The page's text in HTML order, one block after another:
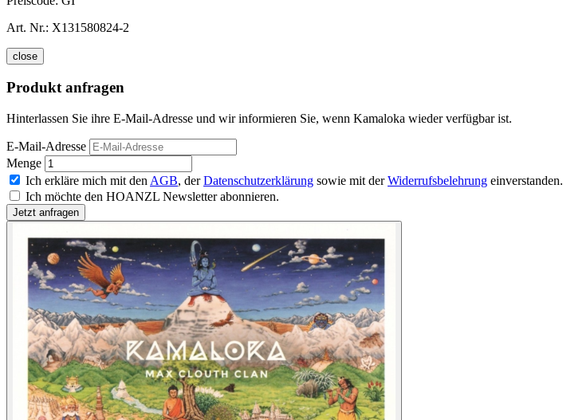
Art. Nr.: X131580824-2
close
Produkt anfragen
Hinterlassen Sie ihre E-Mail-Adresse und wir informieren Sie, wenn Kamaloka wieder verfügbar ist.
E-Mail-Adresse
Menge
Ich erkläre mich mit den AGB, derDatenschutzerklärung sowie mit derWiderrufsbelehrung einverstanden.
Ich möchte den HOANZL Newsletter abonnieren.